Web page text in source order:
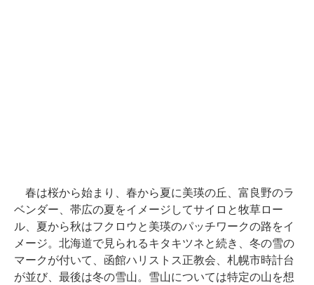
春は桜から始まり、春から夏に美瑛の丘、富良野のラ
ベンダー、帯広の夏をイメージしてサイロと牧草ロー
ル、夏から秋はフクロウと美瑛のパッチワークの路をイ
メージ。北海道で見られるキタキツネと続き、冬の雪の
マークが付いて、函館ハリストス正教会、札幌市時計台
が並び、最後は冬の雪山。雪山については特定の山を想